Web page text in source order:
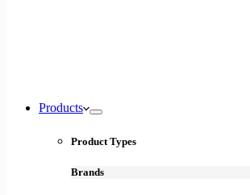
Products
Product Types
Brands